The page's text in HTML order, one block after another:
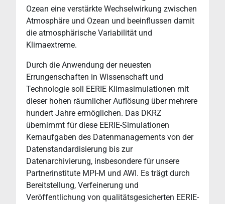
Ozean eine verstärkte Wechselwirkung zwischen
Atmosphäre und Ozean und beeinflussen damit
die atmosphärische Variabilität und
Klimaextreme.
Durch die Anwendung der neuesten
Errungenschaften in Wissenschaft und
Technologie soll EERIE Klimasimulationen mit
dieser hohen räumlicher Auflösung über mehrere
hundert Jahre ermöglichen. Das DKRZ
übernimmt für diese EERIE-Simulationen
Kernaufgaben des Datenmanagements von der
Datenstandardisierung bis zur
Datenarchivierung, insbesondere für unsere
Partnerinstitute MPI-M und AWI. Es trägt durch
Bereitstellung, Verfeinerung und
Veröffentlichung von qualitätsgesicherten EERIE-